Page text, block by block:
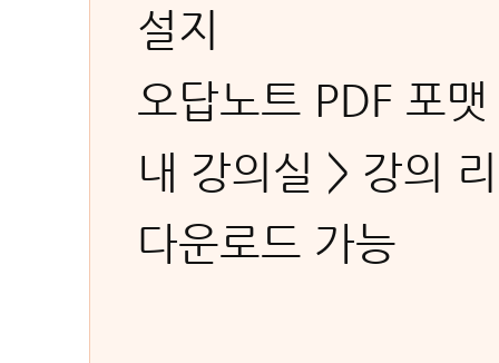
설지
오답노트 PDF 포맷
내 강의실 > 강의
다운로드 가능